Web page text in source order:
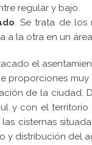
regular y bajo.
. Se trata de los
a la otra en un
el
proporciones
de la ciudad.
y con el
cisternas
y distribución del